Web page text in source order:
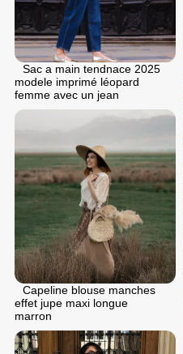
Sac a main tendnace 2025
modele imprimé léopard
femme avec un jean
Capeline blouse manches
effet jupe maxi longue
marron